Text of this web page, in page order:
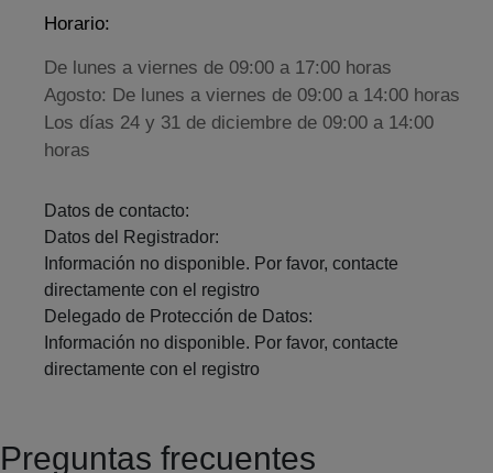
Horario:
De lunes a viernes de 09:00 a 17:00 horas
Agosto: De lunes a viernes de 09:00 a 14:00 horas
Los días 24 y 31 de diciembre de 09:00 a 14:00
horas
Datos de contacto:
Datos del Registrador:
Información no disponible. Por favor, contacte
directamente con el registro
Delegado de Protección de Datos:
Información no disponible. Por favor, contacte
directamente con el registro
Preguntas frecuentes